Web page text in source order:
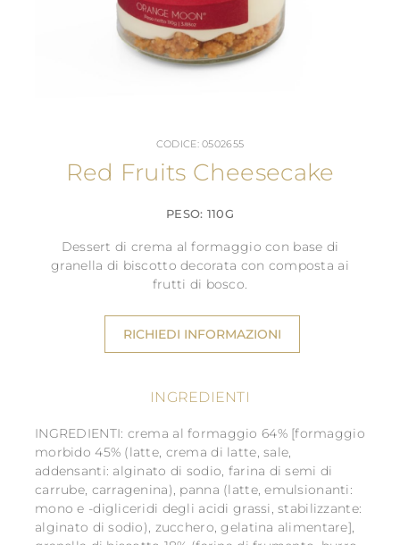
CODICE: 0502655
Red Fruits Cheesecake
PESO: 110G
Dessert di crema al formaggio con base di
granella di biscotto decorata con composta ai
frutti di bosco.
RICHIEDI INFORMAZIONI
INGREDIENTI
INGREDIENTI: crema al formaggio 64% [formaggio
morbido 45% (latte, crema di latte, sale,
addensanti: alginato di sodio, farina di semi di
carrube, carragenina), panna (latte, emulsionanti:
mono e -digliceridi degli acidi grassi, stabilizzante:
alginato di sodio), zucchero, gelatina alimentare],